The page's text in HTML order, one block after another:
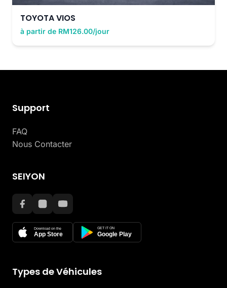
TOYOTA VIOS
à partir de RM126.00/jour
SEIYON
Download on the
App Store
GET IT ON
Google Play
Types de Véhicules
Support
FAQ
Nous Contacter